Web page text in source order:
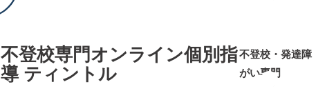
不登校専門オンライン個別指
導 ティントル
不登校・発達障
がい専門